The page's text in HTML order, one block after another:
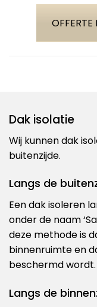
Dak isolatie
Wij kunnen dak
buitenzijde.
Langs de
Een dak isoleren
onder de naam
deze methode is
binnenruimte en
beschermd wordt.
Langs de